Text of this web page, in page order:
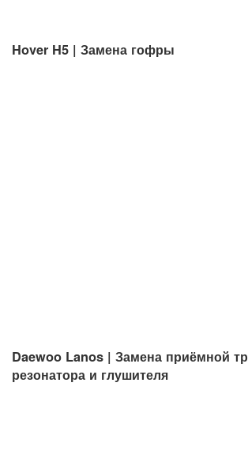
Hover H5 | Замена гофры
Daewoo Lanos | Замена приёмной
резонатора и глушителя